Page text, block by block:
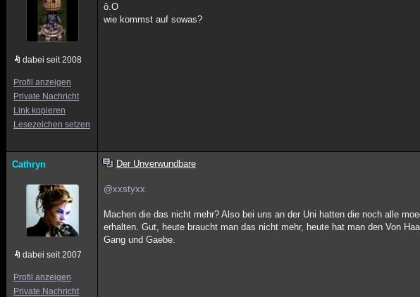
dabei seit 2008
Profil anzeigen
Private Nachricht
Link kopieren
Lesezeichen setzen
ô.O
wie kommst auf sowas?
Cathryn
dabei seit 2007
Profil anzeigen
Private Nachricht
Der Unverwundbare
@xxstyxx
Machen die das nicht mehr? Also bei uns an der Uni hatten die noch alle
erhalten. Gut, heute braucht man das nicht mehr, heute hat man den Von
Gang und Gaebe.